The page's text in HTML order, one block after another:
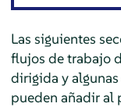
Las siguientes
flujos de trabajo
dirigida y
pueden añadir al